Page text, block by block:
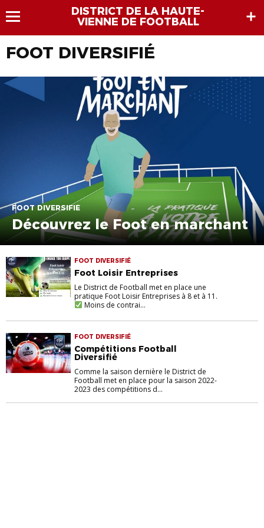
DISTRICT DE LA HAUTE-
VIENNE DE FOOTBALL
FOOT DIVERSIFIÉ
FOOT DIVERSIFIÉ
Découvrez le Foot en marchant
FOOT DIVERSIFIÉ
Foot Loisir Entreprises
Le District de Football met en place une
pratique Foot Loisir Entreprises à 8 et à 11.
Moins de contrai...
FOOT DIVERSIFIÉ
Compétitions Football
Diversifié
Comme la saison dernière le District de
Football met en place pour la saison 2022-
2023 des compétitions d...